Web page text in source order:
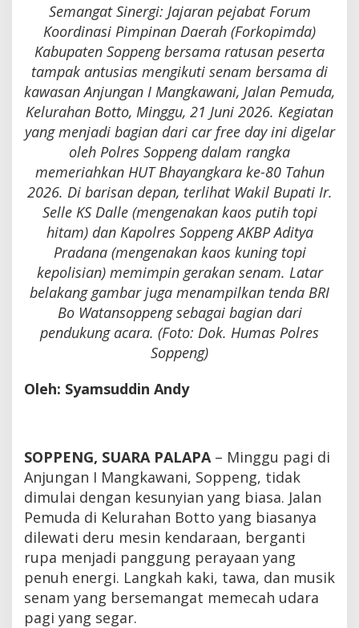
​Semangat Sinergi: Jajaran pejabat Forum
Koordinasi Pimpinan Daerah (Forkopimda)
Kabupaten Soppeng bersama ratusan peserta
tampak antusias mengikuti senam bersama di
kawasan Anjungan I Mangkawani, Jalan Pemuda,
Kelurahan Botto, Minggu, 21 Juni 2026. Kegiatan
yang menjadi bagian dari car free day ini digelar
oleh Polres Soppeng dalam rangka
memeriahkan HUT Bhayangkara ke-80 Tahun
2026. Di barisan depan, terlihat Wakil Bupati Ir.
Selle KS Dalle (mengenakan kaos putih topi
hitam) dan Kapolres Soppeng AKBP Aditya
Pradana (mengenakan kaos kuning topi
kepolisian) memimpin gerakan senam. Latar
belakang gambar juga menampilkan tenda BRI
Bo Watansoppeng sebagai bagian dari
pendukung acara. (Foto: Dok. Humas Polres
Soppeng)
Oleh: Syamsuddin Andy
SOPPENG, SUARA PALAPA – Minggu pagi di
Anjungan I Mangkawani, Soppeng, tidak
dimulai dengan kesunyian yang biasa. Jalan
Pemuda di Kelurahan Botto yang biasanya
dilewati deru mesin kendaraan, berganti
rupa menjadi panggung perayaan yang
penuh energi. Langkah kaki, tawa, dan musik
senam yang bersemangat memecah udara
pagi yang segar.